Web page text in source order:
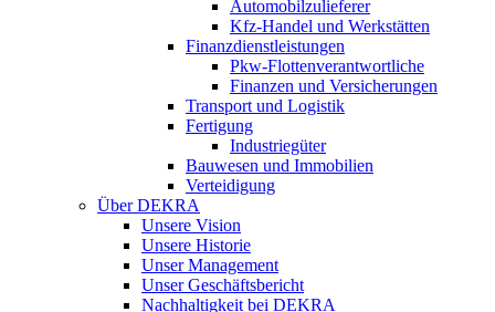
Automobilzulieferer
Kfz-Handel und Werkstätten
Finanzdienstleistungen
Pkw‑Flottenverantwortliche
Finanzen und Versicherungen
Transport und Logistik
Fertigung
Industriegüter
Bauwesen und Immobilien
Verteidigung
Über DEKRA
Unsere Vision
Unsere Historie
Unser Management
Unser Geschäftsbericht
Nachhaltigkeit bei DEKRA